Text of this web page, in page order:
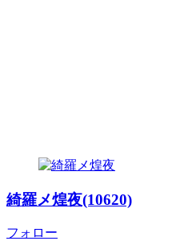
綺羅メ煌夜(10620)
フォロー